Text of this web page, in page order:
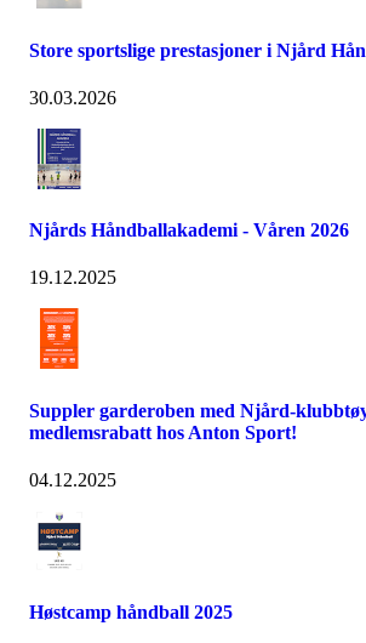
Store sportslige prestasjoner i Njård
30.03.2026
Njårds Håndballakademi - Våren 2026
19.12.2025
Suppler garderoben med Njård-
medlemsrabatt hos Anton Sport!
04.12.2025
Høstcamp håndball 2025